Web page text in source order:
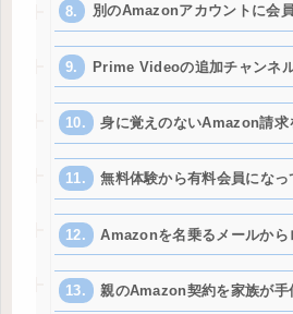
別のAmazonアカウントに会
Prime Videoの追加チャンネ
身に覚えのないAmazon請求
無料体験から有料会員になっ
Amazonを名乗るメールから
親のAmazon契約を家族が手